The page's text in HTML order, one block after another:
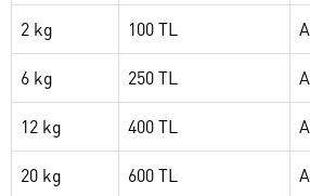
2 kg 100 TL
6 kg 250 TL
12 kg 400 TL
20 kg 600 TL